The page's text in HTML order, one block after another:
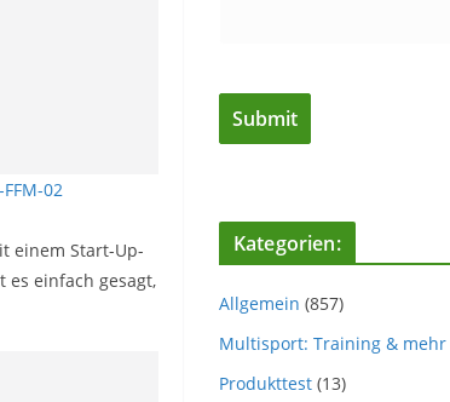
einem Start-Up-
es einfach gesagt,
Kategorien:
Allgemein (857)
Multisport: Training & mehr
Produkttest (13)